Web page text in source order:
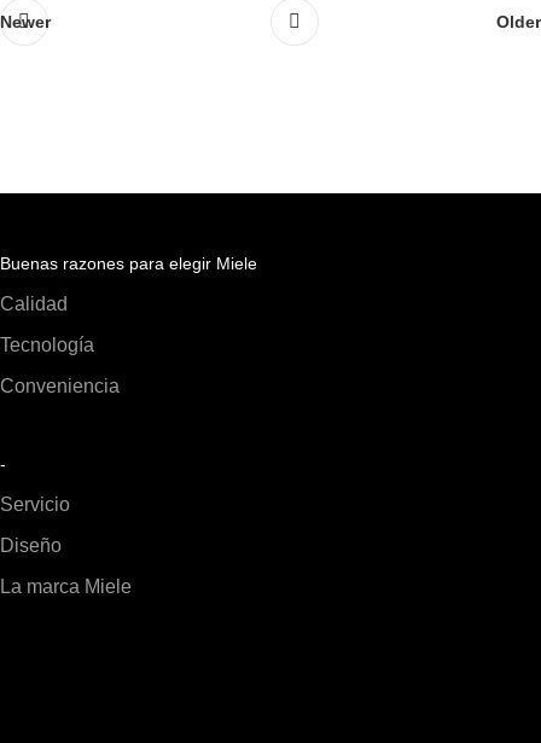
Newer Older
Buenas razones para elegir Miele
Calidad
Tecnología
Conveniencia
-
Servicio
Diseño
La marca Miele